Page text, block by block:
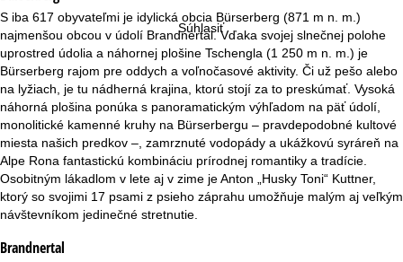
Súhlasiť
á
s
t
r
á
n
k
S iba 617 obyvateľmi je idylická obcia Bürserberg (871 m n. m.)
najmenšou obcou v údolí Brandnertal. Vďaka svojej slnečnej polohe
uprostred údolia a náhornej plošine Tschengla (1 250 m n. m.) je
Bürserberg rajom pre oddych a voľnočasové aktivity. Či už pešo alebo
na lyžiach, je tu nádherná krajina, ktorú stojí za to preskúmať. Vysoká
náhorná plošina ponúka s panoramatickým výhľadom na päť údolí,
monolitické kamenné kruhy na Bürserbergu – pravdepodobné kultové
miesta našich predkov –, zamrznuté vodopády a ukážkovú syráreň na
Alpe Rona fantastickú kombináciu prírodnej romantiky a tradície.
Osobitným lákadlom v lete aj v zime je Anton „Husky Toni“ Kuttner,
ktorý so svojimi 17 psami z psieho záprahu umožňuje malým aj veľkým
návštevníkom jedinečné stretnutie.
Brandnertal